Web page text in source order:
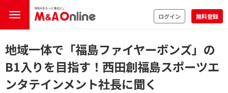
ログイン 無料登録
地域一体で「福島ファイヤーボンズ」の
B1入りを目指す！西田創福島スポーツエ
ンタテインメント社長に聞く